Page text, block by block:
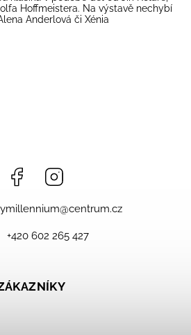
Hoffmeistera. Na výstavě nechybí
Anderlová či Xénia
Facebook
@centrum.cz
+420 602 265 427